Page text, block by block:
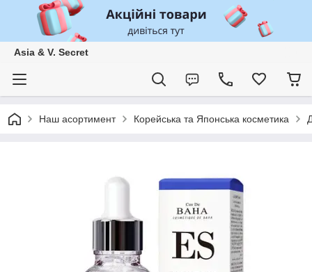
Asia & V. Secret
Наш асортимент Корейська та Японська косметика